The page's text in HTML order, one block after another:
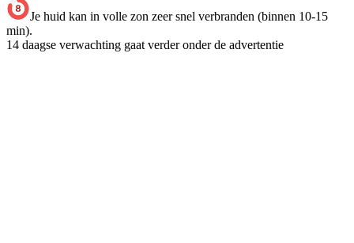
Je huid kan in volle zon zeer snel verbranden (binnen 10-15
min).
14 daagse verwachting gaat verder onder de advertentie